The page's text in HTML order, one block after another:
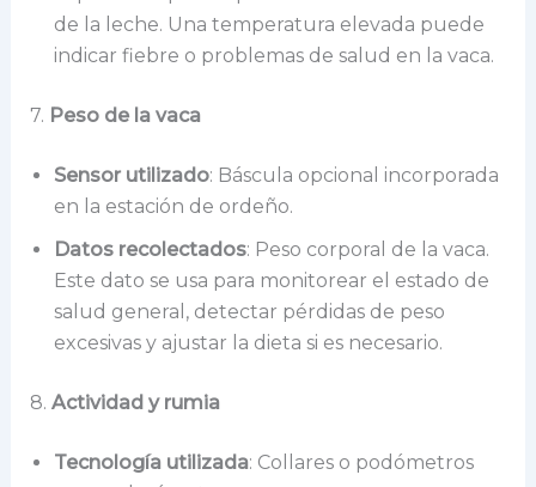
de la leche. Una temperatura elevada puede
indicar fiebre o problemas de salud en la vaca.
7. Peso de la vaca
Sensor utilizado: Báscula opcional incorporada
en la estación de ordeño.
Datos recolectados: Peso corporal de la vaca.
Este dato se usa para monitorear el estado de
salud general, detectar pérdidas de peso
excesivas y ajustar la dieta si es necesario.
8. Actividad y rumia
Tecnología utilizada: Collares o podómetros